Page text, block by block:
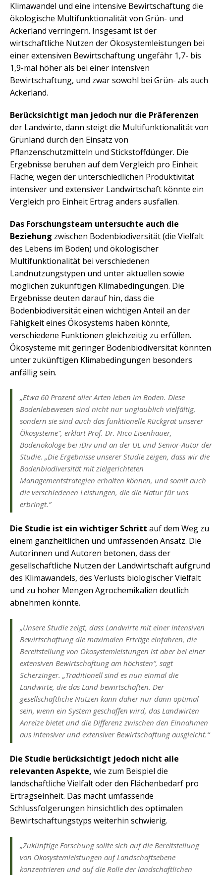
Klimawandel und eine intensive Bewirtschaftung die
ökologische Multifunktionalität von Grün- und
Ackerland verringern. Insgesamt ist der
wirtschaftliche Nutzen der Ökosystemleistungen bei
einer extensiven Bewirtschaftung ungefähr 1,7- bis
1,9-mal höher als bei einer intensiven
Bewirtschaftung, und zwar sowohl bei Grün- als auch
Ackerland.
Berücksichtigt man jedoch nur die Präferenzen
der Landwirte, dann steigt die Multifunktionalität von
Grünland durch den Einsatz von
Pflanzenschutzmitteln und Stickstoffdünger. Die
Ergebnisse beruhen auf dem Vergleich pro Einheit
Fläche; wegen der unterschiedlichen Produktivität
intensiver und extensiver Landwirtschaft könnte ein
Vergleich pro Einheit Ertrag anders ausfallen.
Das Forschungsteam untersuchte auch die
Beziehung zwischen Bodenbiodiversität (die Vielfalt
des Lebens im Boden) und ökologischer
Multifunktionalität bei verschiedenen
Landnutzungstypen und unter aktuellen sowie
möglichen zukünftigen Klimabedingungen. Die
Ergebnisse deuten darauf hin, dass die
Bodenbiodiversität einen wichtigen Anteil an der
Fähigkeit eines Ökosystems haben könnte,
verschiedene Funktionen gleichzeitig zu erfüllen.
Ökosysteme mit geringer Bodenbiodiversität könnten
unter zukünftigen Klimabedingungen besonders
anfällig sein.
„Etwa 60 Prozent aller Arten leben im Boden. Diese
Bodenlebewesen sind nicht nur unglaublich vielfältig,
sondern sie sind auch das funktionelle Rückgrat unserer
Ökosysteme“, erklärt Prof. Dr. Nico Eisenhauer,
Bodenökologe bei iDiv und an der UL und Senior-Autor der
Studie. „Die Ergebnisse unserer Studie zeigen, dass wir die
Bodenbiodiversität mit zielgerichteten
Managementstrategien erhalten können, und somit auch
die verschiedenen Leistungen, die die Natur für uns
erbringt.“
Die Studie ist ein wichtiger Schritt auf dem Weg zu
einem ganzheitlichen und umfassenden Ansatz. Die
Autorinnen und Autoren betonen, dass der
gesellschaftliche Nutzen der Landwirtschaft aufgrund
des Klimawandels, des Verlusts biologischer Vielfalt
und zu hoher Mengen Agrochemikalien deutlich
abnehmen könnte.
„Unsere Studie zeigt, dass Landwirte mit einer intensiven
Bewirtschaftung die maximalen Erträge einfahren, die
Bereitstellung von Ökosystemleistungen ist aber bei einer
extensiven Bewirtschaftung am höchsten“, sagt
Scherzinger. „Traditionell sind es nun einmal die
Landwirte, die das Land bewirtschaften. Der
gesellschaftliche Nutzen kann daher nur dann optimal
sein, wenn ein System geschaffen wird, das Landwirten
Anreize bietet und die Differenz zwischen den Einnahmen
aus intensiver und extensiver Bewirtschaftung ausgleicht.“
Die Studie berücksichtigt jedoch nicht alle
relevanten Aspekte, wie zum Beispiel die
landschaftliche Vielfalt oder den Flächenbedarf pro
Ertragseinheit. Das macht umfassende
Schlussfolgerungen hinsichtlich des optimalen
Bewirtschaftungstyps weiterhin schwierig.
„Zukünftige Forschung sollte sich auf die Bereitstellung
von Ökosystemleistungen auf Landschaftsebene
konzentrieren und auf die Rolle der landschaftlichen